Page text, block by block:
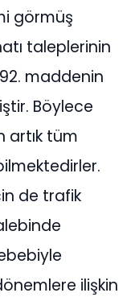
görmüş
taleplerinin
maddenin
Böylece
artık tüm
de trafik
ilişkin